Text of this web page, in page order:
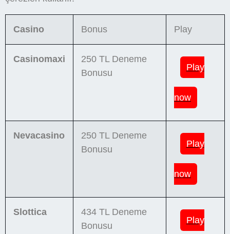
Casino Bonus Play
Casinomaxi
250 TL Deneme
Bonusu
Play
now
Nevacasino
250 TL Deneme
Bonusu
Play
now
Slottica
434 TL Deneme
Bonusu
Play